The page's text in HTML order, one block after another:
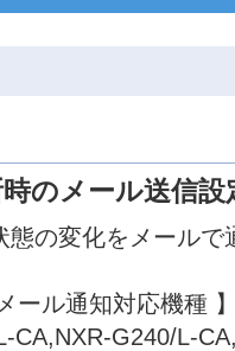
のメール送信設
態の変化をメール
ール通知対応機種
CA,NXR-G240/L-